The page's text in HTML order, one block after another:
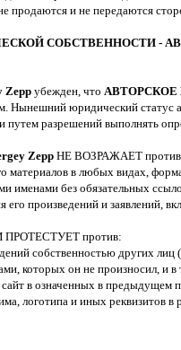
продаются и не передаются
СОБСТВЕННОСТИ -
Zepp убежден, что АВТОРСКОЕ
Нынешний юридический статус
путем разрешений выполнять
Zepp НЕ ВОЗРАЖАЕТ
материалов в любых видах,
именами без обязательных
произведений и заявлений,
против:
собственностью других
которых он не произносил, и
в означенных в предыдущем
логотипа и иных реквизитов в